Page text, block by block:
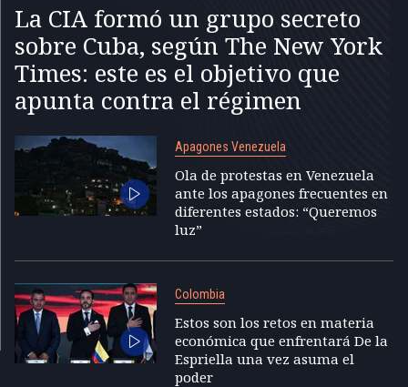
La CIA formó un grupo secreto
sobre Cuba, según The New York
Times: este es el objetivo que
apunta contra el régimen
Apagones Venezuela
Ola de protestas en Venezuela
ante los apagones frecuentes en
diferentes estados: “Queremos
luz”
Colombia
Estos son los retos en materia
económica que enfrentará De la
Espriella una vez asuma el
poder